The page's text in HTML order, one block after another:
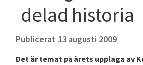
delad historia
Publicerat 13 augusti 2009
Det är temat på årets upplaga av